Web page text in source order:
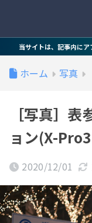
当サイトは、記事内にア
ホーム 写真
［写真］
ョン(X-
2020/12/01